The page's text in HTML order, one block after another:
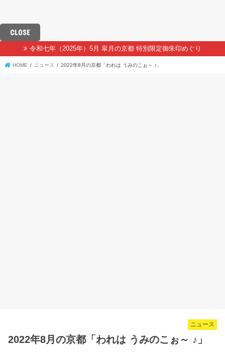
CLOSE
令和七年（2025年）5月 皐月の京都 特別限定御朱印めぐり
HOME ニュース 2022年8月の京都「われは うみのこぉ～ ♪」
ニュース
2022年8月の京都「われは うみのこぉ～ ♪」